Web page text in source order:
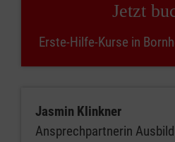
Jetzt
Erste-Hilfe-Kurse in
Jasmin Klinkner
Ansprechpartnerin